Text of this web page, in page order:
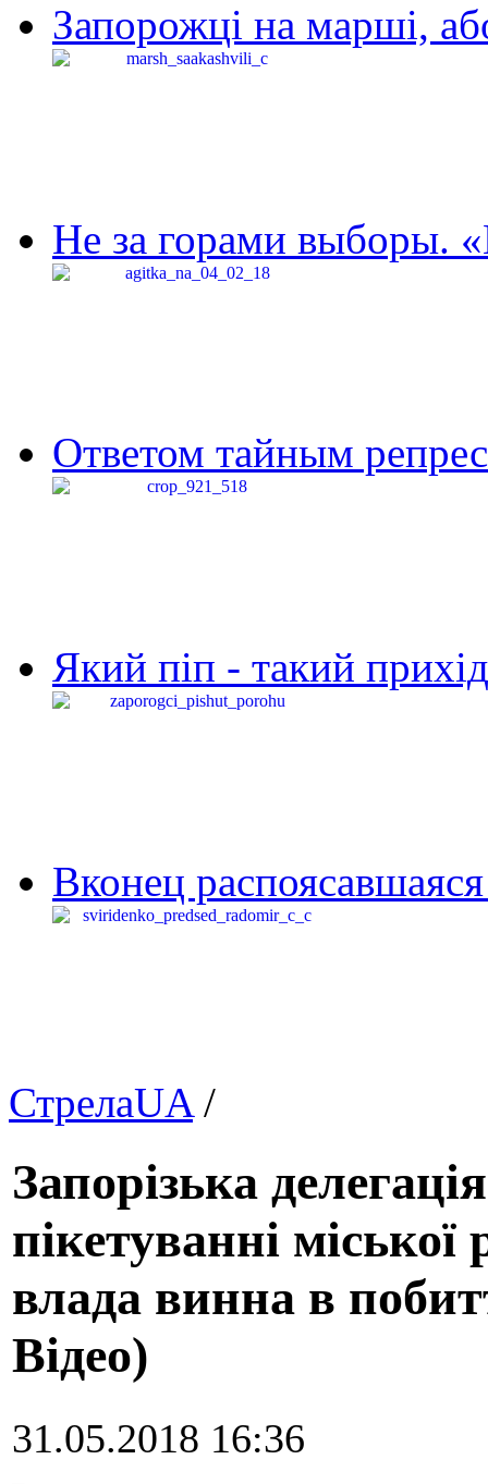
Запорожці на марші,
Не за горами выборы.
Ответом тайным
Який піп - такий
Вконец
СтрелаUA/
Запорізька
пікетуванні
влада винна в
Відео)
31.05.2018 16:36